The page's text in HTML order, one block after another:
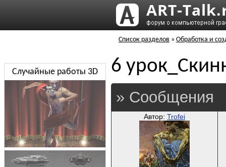
Список разделов » Обработка и
6
» Сообщения
Автор: Trofei
Случайные работы 3D